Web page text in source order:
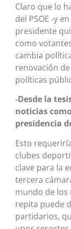
Claro que lo
del PSOE -y
presidente
como
cambia
renovación
políticas
-Desde la
noticias
presidencia
Esto
clubes
clave para la
tercera
mundo de los
repita puede
partidarios,